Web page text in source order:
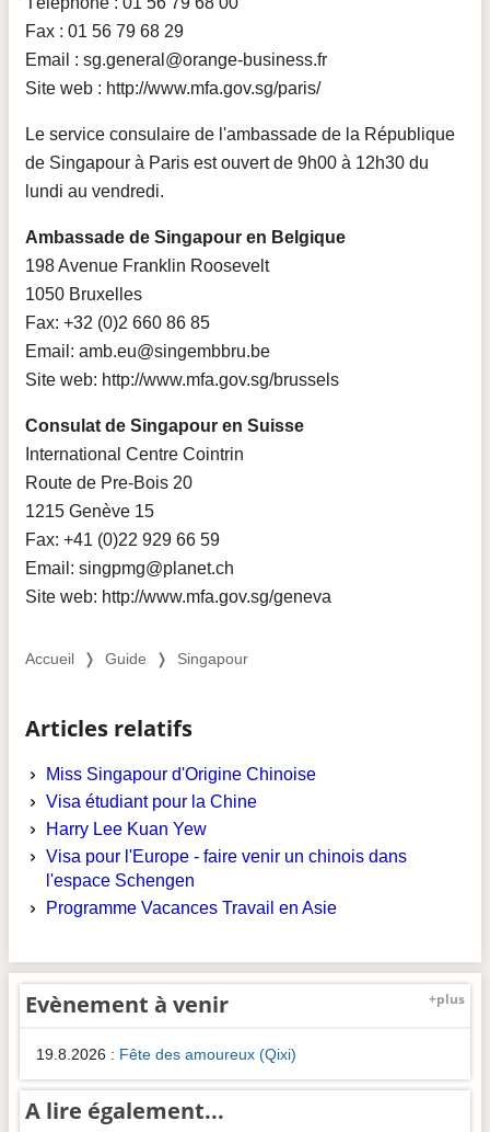
Fax : 01 56 79 68 29
Email : sg.general@orange-business.fr
Site web : http://www.mfa.gov.sg/paris/
Le service consulaire de l'ambassade de la République
de Singapour à Paris est ouvert de 9h00 à 12h30 du
lundi au vendredi.
Ambassade de Singapour en Belgique
198 Avenue Franklin Roosevelt
1050 Bruxelles
Fax: +32 (0)2 660 86 85
Email: amb.eu@singembbru.be
Site web: http://www.mfa.gov.sg/brussels
Consulat de Singapour en Suisse
International Centre Cointrin
Route de Pre-Bois 20
1215 Genève 15
Fax: +41 (0)22 929 66 59
Email: singpmg@planet.ch
Site web: http://www.mfa.gov.sg/geneva
Accueil ❭ Guide ❭ Singapour
Articles relatifs
Miss Singapour d'Origine Chinoise
Visa étudiant pour la Chine
Harry Lee Kuan Yew
Visa pour l'Europe - faire venir un chinois dans
l'espace Schengen
Programme Vacances Travail en Asie
+plus
Evènement à venir
19.8.2026 : Fête des amoureux (Qixi)
A lire également...